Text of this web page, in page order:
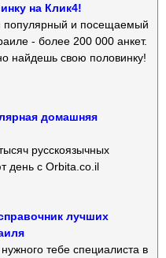
на Клик4!
и посещаемый
- более 200 000 анкет.
найдешь свою половинку!
домашняя
русскоязычных
день с Orbita.co.il
лучших
тебе специалиста в